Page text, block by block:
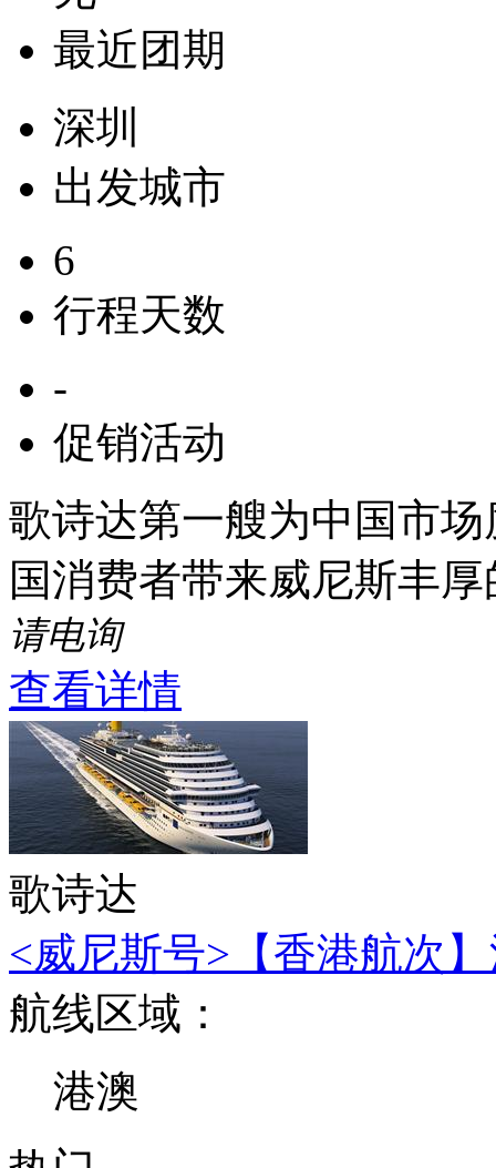
最近团期
深圳
出发城市
6
行程天数
-
促销活动
歌诗达第一艘为中国市
国消费者带来威尼斯丰
请电询
查看详情
歌诗达
<威尼斯号>【香港航次
航线区域：
港澳